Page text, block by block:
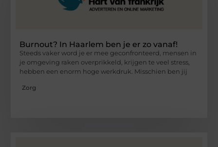
Burnout? In Haarlem ben je er zo vanaf!
Steeds vaker word je er mee geconfronteerd, mensen in
je omgeving raken overprikkeld, krijgen te veel stress,
hebben een enorm hoge werkdruk. Misschien ben jij
Zorg